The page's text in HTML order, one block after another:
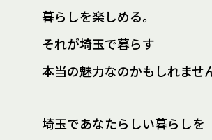
暮らしを楽しめる。
それが埼玉で暮らす
本当の魅力なのかもしれませ
埼玉であなたらしい暮らしを